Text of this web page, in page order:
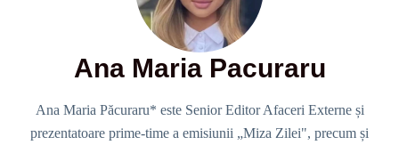
Ana Maria Pacuraru
Ana Maria Păcuraru* este Senior Editor Afaceri Externe și
prezentatoare prime-time a emisiunii „Miza Zilei", precum și